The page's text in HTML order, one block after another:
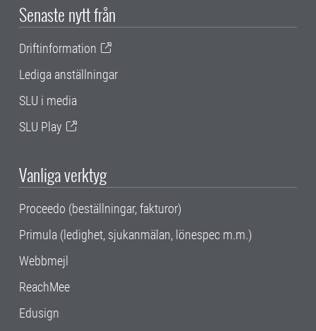
Senaste nytt från
Driftinformation
Lediga anställningar
SLU i media
SLU Play
Vanliga verktyg
Proceedo (beställningar, fakturor)
Primula (ledighet, sjukanmälan, lönespec m.m.)
Webbmejl
ReachMee
Edusign